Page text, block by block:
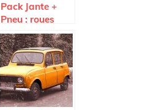
Pack Jante +
Pneu : roues
completes pas
cheres sur
Avatacar.com